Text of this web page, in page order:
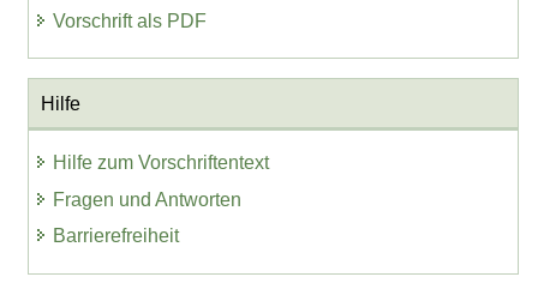
Vorschrift als PDF
Hilfe
Hilfe zum Vorschriftentext
Fragen und Antworten
Barrierefreiheit